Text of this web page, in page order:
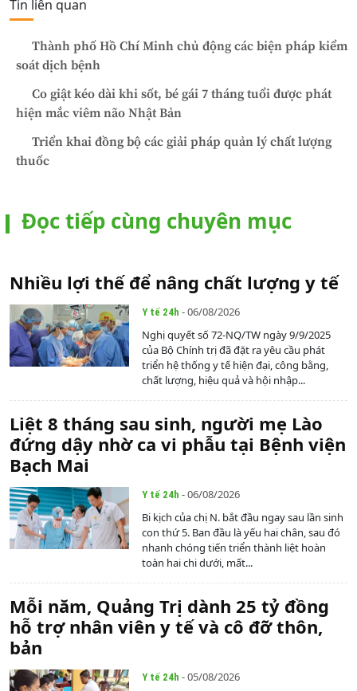
Tin liên quan
Thành phố Hồ Chí Minh chủ động các biện pháp kiểm
soát dịch bệnh
Co giật kéo dài khi sốt, bé gái 7 tháng tuổi được phát
hiện mắc viêm não Nhật Bản
Triển khai đồng bộ các giải pháp quản lý chất lượng
thuốc
Đọc tiếp cùng chuyên mục
Nhiều lợi thế để nâng chất lượng y tế
Y tế 24h - 06/08/2026
Nghị quyết số 72-NQ/TW ngày 9/9/2025
của Bộ Chính trị đã đặt ra yêu cầu phát
triển hệ thống y tế hiện đại, công bằng,
chất lượng, hiệu quả và hội nhập...
Liệt 8 tháng sau sinh, người mẹ Lào
đứng dậy nhờ ca vi phẫu tại Bệnh viện
Bạch Mai
Y tế 24h - 06/08/2026
Bi kịch của chị N. bắt đầu ngay sau lần sinh
con thứ 5. Ban đầu là yếu hai chân, sau đó
nhanh chóng tiến triển thành liệt hoàn
toàn hai chi dưới, mất...
Mỗi năm, Quảng Trị dành 25 tỷ đồng
hỗ trợ nhân viên y tế và cô đỡ thôn,
bản
Y tế 24h - 05/08/2026